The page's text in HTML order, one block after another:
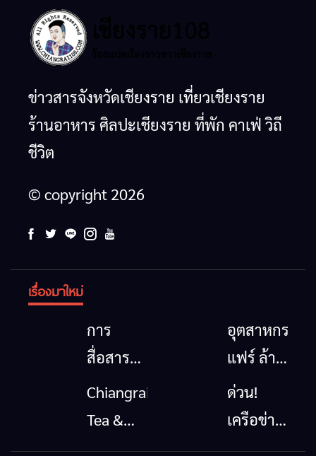
ข่าวสารจังหวัดเชียงราย เที่ยวเชียงราย
ร้านอาหาร ศิลปะเชียงราย ที่พัก คาเฟ่ วิถี
ชีวิต
© copyright 2026
เรื่องมาใหม่
การ
สื่อสาร
โทรคมนาคม
กรณีภัย
อุตสาหกรรม
แฟร์ ล้าน
นาตะวัน
ออก
Chiangrai
Tea &
Coffee
ด่วน!
เครือข่าย
ลุ่มน้ำกก